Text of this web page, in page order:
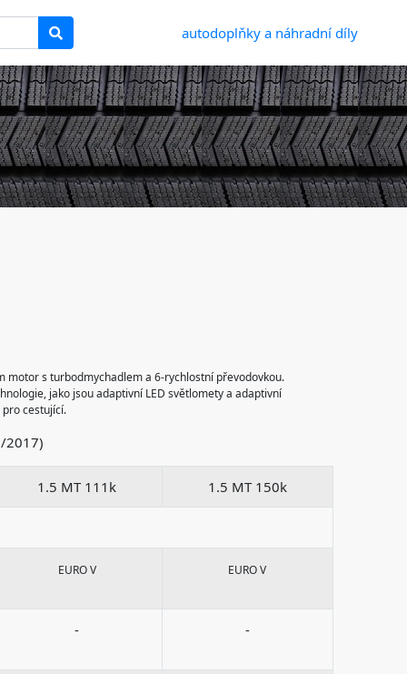
autodoplňky a náhradní díly
motor s turbodmychadlem a 6-rychlostní převodovkou.
jako jsou adaptivní LED světlomety a adaptivní
cestující.
2017)
1.5 MT 111k 1.5 MT 150k
EURO V EURO V
- -